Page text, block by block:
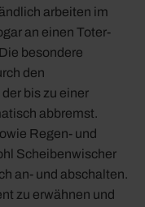
arbeiten im
an einen Toter-
besondere
den
bis zu einer
abbremst.
Regen- und
Scheibenwischer
an- und abschalten.
zu erwähnen und